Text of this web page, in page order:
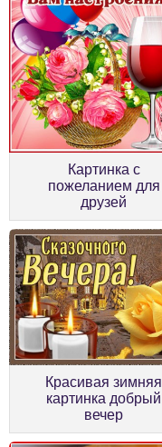
Картинка с
пожеланием для
друзей
Красивая зимняя
картинка добрый
вечер